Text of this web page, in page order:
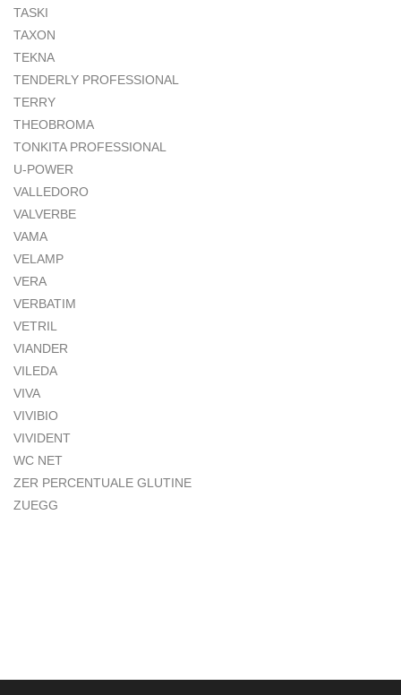
TASKI
TAXON
TEKNA
TENDERLY PROFESSIONAL
TERRY
THEOBROMA
TONKITA PROFESSIONAL
U-POWER
VALLEDORO
VALVERBE
VAMA
VELAMP
VERA
VERBATIM
VETRIL
VIANDER
VILEDA
VIVA
VIVIBIO
VIVIDENT
WC NET
ZER PERCENTUALE GLUTINE
ZUEGG